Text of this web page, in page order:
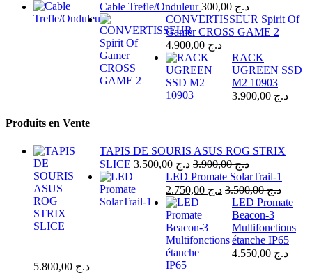
Cable Trefle/Onduleur د.ج
CONVERTISSEUR Spirit Of
Gamer CROSS GAME 2
د.ج
RACK
UGREEN SSD
M2 10903
د.ج
Produits en Vente
TAPIS DE SOURIS ASUS ROG STRIX
SLICE
د.ج د.ج3.900,00
LED Promate SolarTrail-1
د.ج
د.ج3.500,00
LED Promate
Beacon-3
Multifonctions
étanche IP65
د.ج
د.ج5.800,00